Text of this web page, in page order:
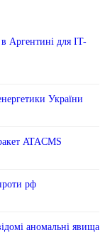
в Аргентині для IT-
України
ATACMS
рф
аномальні явища